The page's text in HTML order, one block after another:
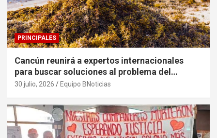
PRINCIPALES
Cancún reunirá a expertos internacionales
para buscar soluciones al problema del
sargazo
30 julio, 2026 Equipo BNoticias